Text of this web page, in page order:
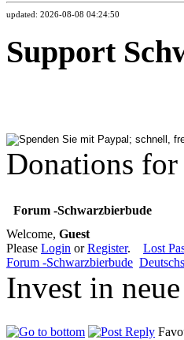
updated: 2026-08-08 04:24:50
Support
Donations for
Forum -Schwarzbierbude
Welcome, Guest
Please Login orRegister. Lost
Forum -Schwarzbierbude
Invest in